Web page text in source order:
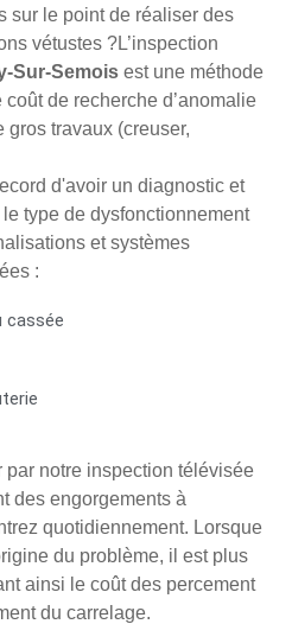
sur le point de réaliser des
vétustes ?L’inspection
Sur-Semois est une méthode
de recherche d’anomalie
travaux (creuser,
d'avoir un diagnostic et
type de dysfonctionnement
et systèmes
:
cassée
notre inspection télévisée
des engorgements à
quotidiennement. Lorsque
du problème, il est plus
ainsi le coût des percement
du carrelage.